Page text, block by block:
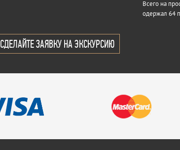
Всего на
одержал 64
СДЕЛАЙТЕ ЗАЯВКУ НА ЭКСКУРСИЮ